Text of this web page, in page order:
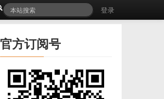
登录
官方订阅号